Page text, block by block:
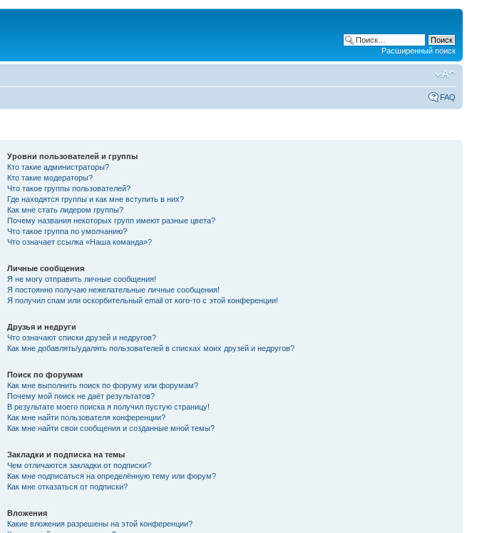
Расширенный поиск
FAQ
Уровни пользователей и группы
Кто такие администраторы?
Кто такие модераторы?
Что такое группы пользователей?
Где находятся группы и как мне вступить в них?
Как мне стать лидером группы?
Почему названия некоторых групп имеют разные цвета?
Что такое группа по умолчанию?
Что означает ссылка «Наша команда»?
Личные сообщения
Я не могу отправить личные сообщения!
Я постоянно получаю нежелательные личные сообщения!
Я получил спам или оскорбительный email от кого-то с этой конференции!
Друзья и недруги
Что означают списки друзей и недругов?
Как мне добавлять/удалять пользователей в списках моих друзей и недругов?
Поиск по форумам
Как мне выполнить поиск по форуму или форумам?
Почему мой поиск не даёт результатов?
В результате моего поиска я получил пустую страницу!
Как мне найти пользователя конференции?
Как мне найти свои сообщения и созданные мной темы?
Закладки и подписка на темы
Чем отличаются закладки от подписки?
Как мне подписаться на определённую тему или форум?
Как мне отказаться от подписки?
Вложения
Какие вложения разрешены на этой конференции?